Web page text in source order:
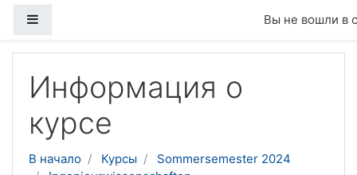
Вы не вошли в
Информация о
курсе
В начало Курсы
Sommersemester 2024